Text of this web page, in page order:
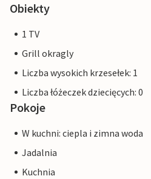
Obiekty
1 TV
Grill okragly
Liczba wysokich krzesełek: 1
Liczba łóżeczek dziecięcych: 0
Pokoje
W kuchni: ciepla i zimna woda
Jadalnia
Kuchnia